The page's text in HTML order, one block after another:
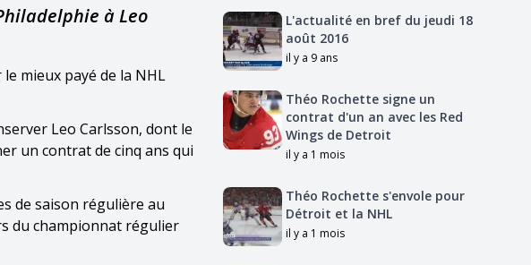
à Leo
mieux payé de la NHL
Leo Carlsson, dont le
un contrat de cinq ans qui
de saison régulière au
du championnat régulier
L'actualité en bref du jeudi 18
août 2016
il y a 9 ans
Théo Rochette signe un
contrat d'un an avec les Red
Wings de Detroit
il y a 1 mois
Théo Rochette s'envole pour
Détroit et la NHL
il y a 1 mois